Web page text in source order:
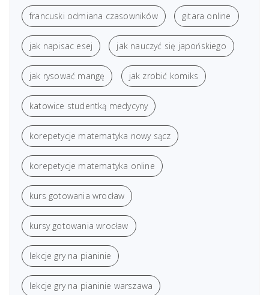
francuski odmiana czasowników gitara online
jak napisac esej jak nauczyć się japońskiego
jak rysować mangę jak zrobić komiks
katowice studentką medycyny
korepetycje matematyka nowy sącz
korepetycje matematyka online
kurs gotowania wrocław
kursy gotowania wrocław
lekcje gry na pianinie
lekcje gry na pianinie warszawa